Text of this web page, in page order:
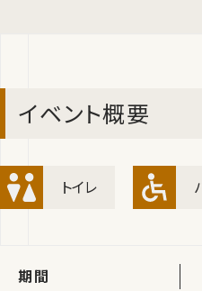
イベント概要
トイレ
期間